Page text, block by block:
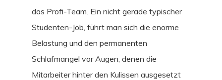
das Profi-Team. Ein nicht gerade typischer
Studenten-Job, führt man sich die enorme
Belastung und den permanenten
Schlafmangel vor Augen, denen die
Mitarbeiter hinter den Kulissen ausgesetzt